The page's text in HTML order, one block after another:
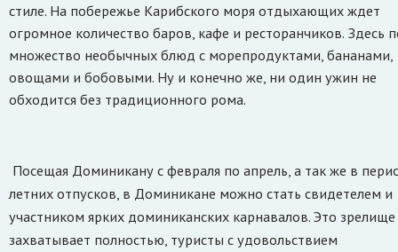
стиле. На побережье Карибского моря отдыхающих ждет
огромное количество баров, кафе и ресторанчиков. Здесь
множество необычных блюд с морепродуктами, бананами,
овощами и бобовыми. Ну и конечно же, ни один ужин не
обходится без традиционного рома.
Посещая Доминикану с февраля по апрель, а так же в
летних отпусков, в Доминикане можно стать свидетелем и
участником ярких доминиканских карнавалов. Это зрелище
захватывает полностью, туристы с удовольствием